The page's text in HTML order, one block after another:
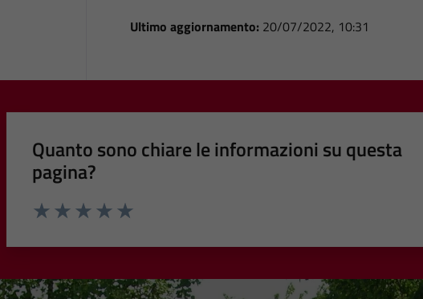
Ultimo aggiornamento: 20/07/2022, 10:31
Quanto sono chiare le informazioni su questa
pagina?